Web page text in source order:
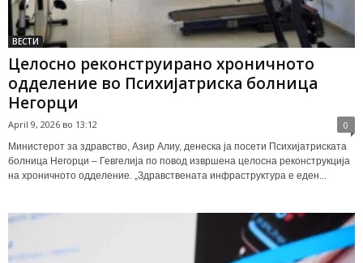
ВЕСТИ
Целосно реконструирано хроничното
одделение во Психијатриска болница
Негорци
April 9, 2026 во 13:12 0
Министерот за здравство, Азир Алиу, денеска ја посети Психијатриската
болница Негорци – Гевгелија по повод извршена целосна реконструкција
на хроничното одделение. „Здравствената инфраструктура е еден...